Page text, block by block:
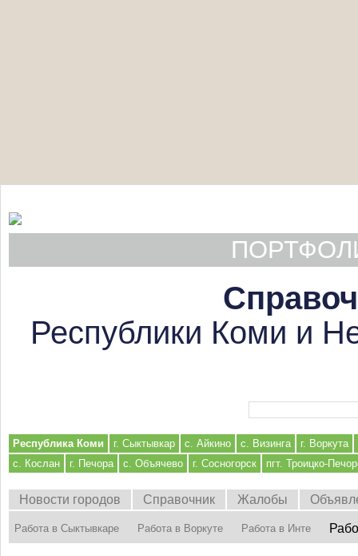
Республики Коми и
Республика Коми г. Сыктывкар с. Айкино с. Визинга
г. Воркута
с. Кослан
г. Печора с. Объячево г. Сосногорск пгт. Троицко-
Новости городов Справочник Жалобы
Работа в Сыктывкаре Работа в Воркуте Работа в Инте